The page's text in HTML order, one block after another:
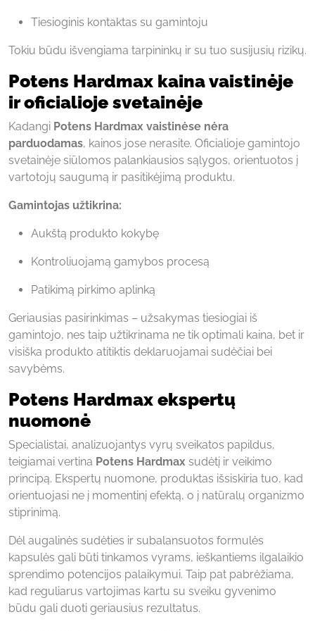
Tiesioginis kontaktas su gamintoju
Tokiu būdu išvengiama tarpininkų ir su tuo susijusių rizikų.
Potens Hardmax kaina vaistinėje
ir oficialioje svetainėje
Kadangi Potens Hardmax vaistinėse nėra
parduodamas, kainos jose nerasite. Oficialioje gamintojo
svetainėje siūlomos palankiausios sąlygos, orientuotos į
vartotojų saugumą ir pasitikėjimą produktu.
Gamintojas užtikrina:
Aukštą produkto kokybę
Kontroliuojamą gamybos procesą
Patikimą pirkimo aplinką
Geriausias pasirinkimas – užsakymas tiesiogiai iš
gamintojo, nes taip užtikrinama ne tik optimali kaina, bet ir
visiška produkto atitiktis deklaruojamai sudėčiai bei
savybėms.
Potens Hardmax ekspertų
nuomonė
Specialistai, analizuojantys vyrų sveikatos papildus,
teigiamai vertina Potens Hardmax sudėtį ir veikimo
principą. Ekspertų nuomone, produktas išsiskiria tuo, kad
orientuojasi ne į momentinį efektą, o į natūralų organizmo
stiprinimą.
Dėl augalinės sudėties ir subalansuotos formulės
kapsulės gali būti tinkamos vyrams, ieškantiems ilgalaikio
sprendimo potencijos palaikymui. Taip pat pabrėžiama,
kad reguliarus vartojimas kartu su sveiku gyvenimo
būdu gali duoti geriausius rezultatus.